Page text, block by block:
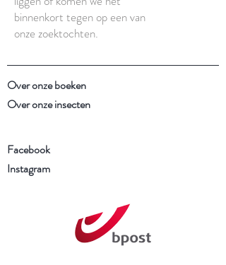
binnenkort tegen op een van
onze zoektochten.
Over onze boeken
Over onze insecten
Facebook
Instagram